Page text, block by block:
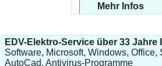
Mehr Infos
EDV-Elektro-Service über 33 Jahre
Software, Microsoft, Windows, Office,
AutoCad, Antivirus-Programme